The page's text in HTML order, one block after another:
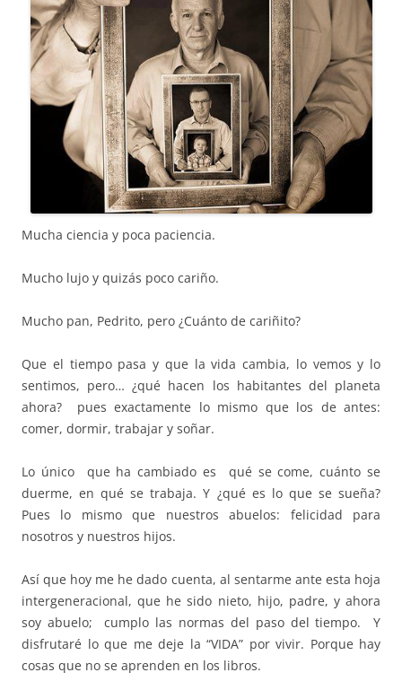
Mucha ciencia y poca paciencia.
Mucho lujo y quizás poco cariño.
Mucho pan, Pedrito, pero ¿Cuánto de cariñito?
Que el tiempo pasa y que la vida cambia, lo vemos y lo
sentimos, pero… ¿qué hacen los habitantes del planeta
ahora? pues exactamente lo mismo que los de antes:
comer, dormir, trabajar y soñar.
Lo único que ha cambiado es qué se come, cuánto se
duerme, en qué se trabaja. Y ¿qué es lo que se sueña?
Pues lo mismo que nuestros abuelos: felicidad para
nosotros y nuestros hijos.
Así que hoy me he dado cuenta, al sentarme ante esta hoja
intergeneracional, que he sido nieto, hijo, padre, y ahora
soy abuelo; cumplo las normas del paso del tiempo. Y
disfrutaré lo que me deje la “VIDA” por vivir. Porque hay
cosas que no se aprenden en los libros.